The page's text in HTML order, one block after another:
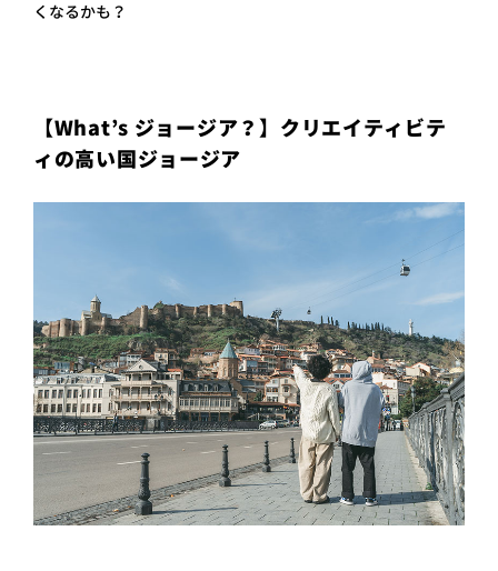
くなるかも？
【What’s ジョージア？】クリエイティビテ
ィの高い国ジョージア